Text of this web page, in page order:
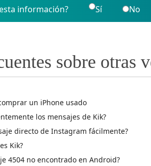
información? Sí No
sobre otras
un iPhone usado
los mensajes de Kik?
directo de Instagram fácilmente?
Kik?
4504 no encontrado en Android?